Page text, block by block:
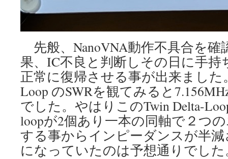
先般、NanoVNA動作不具合を確
果、IC不良と判断しその日に手
正常に復帰させる事が出来ました
Loop のSWRを観てみると
でした。やはりこのTwin Delta-
loopが2個あり一本の同軸で２つ
する事からインピーダンスが半減
になっていたのは予想通りでした